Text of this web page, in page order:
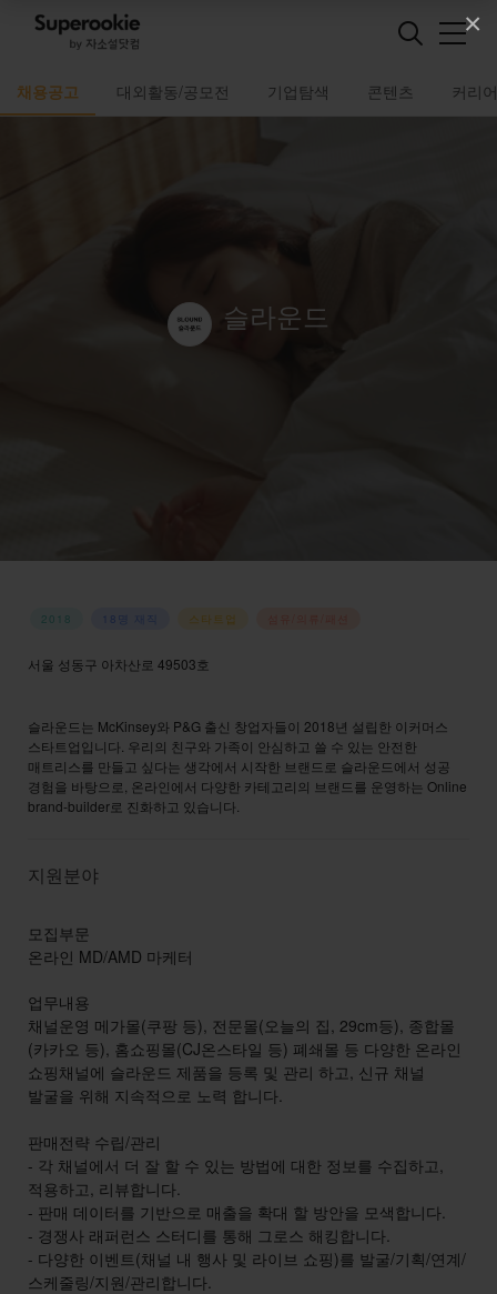
×
채용공고 대외활동/공모전 기업탐색 콘텐츠 커리
슬라운드
2018 18명 재직 스타트업
서울 성동구 아차산로 49503호
슬라운드는 McKinsey와 P&G 출신 창업자들이 2018년 설립한 이커머스
스타트업입니다. 우리의 친구와 가족이 안심하고 쓸 수 있는 안전한
매트리스를 만들고 싶다는 생각에서 시작한 브랜드로 슬라운드에서 성공
경험을 바탕으로, 온라인에서 다양한 카테고리의 브랜드를 운영하는 Online
brand-builder로 진화하고 있습니다.
지원분야
모집부문
온라인 MD/AMD 마케터
업무내용
채널운영 메가몰(쿠팡 등), 전문몰(오늘의 집, 29cm등), 종합몰
(카카오 등), 홈쇼핑몰(CJ온스타일 등) 폐쇄몰 등 다양한 온라인
쇼핑채널에 슬라운드 제품을 등록 및 관리 하고, 신규 채널
발굴을 위해 지속적으로 노력 합니다.
판매전략 수립/관리
- 각 채널에서 더 잘 할 수 있는 방법에 대한 정보를 수집하고,
적용하고, 리뷰합니다.
- 판매 데이터를 기반으로 매출을 확대 할 방안을 모색합니다.
- 경쟁사 래퍼런스 스터디를 통해 그로스 해킹합니다.
- 다양한 이벤트(채널 내 행사 및 라이브 쇼핑)를 발굴/기획/연계/
스케줄링/지원/관리합니다.